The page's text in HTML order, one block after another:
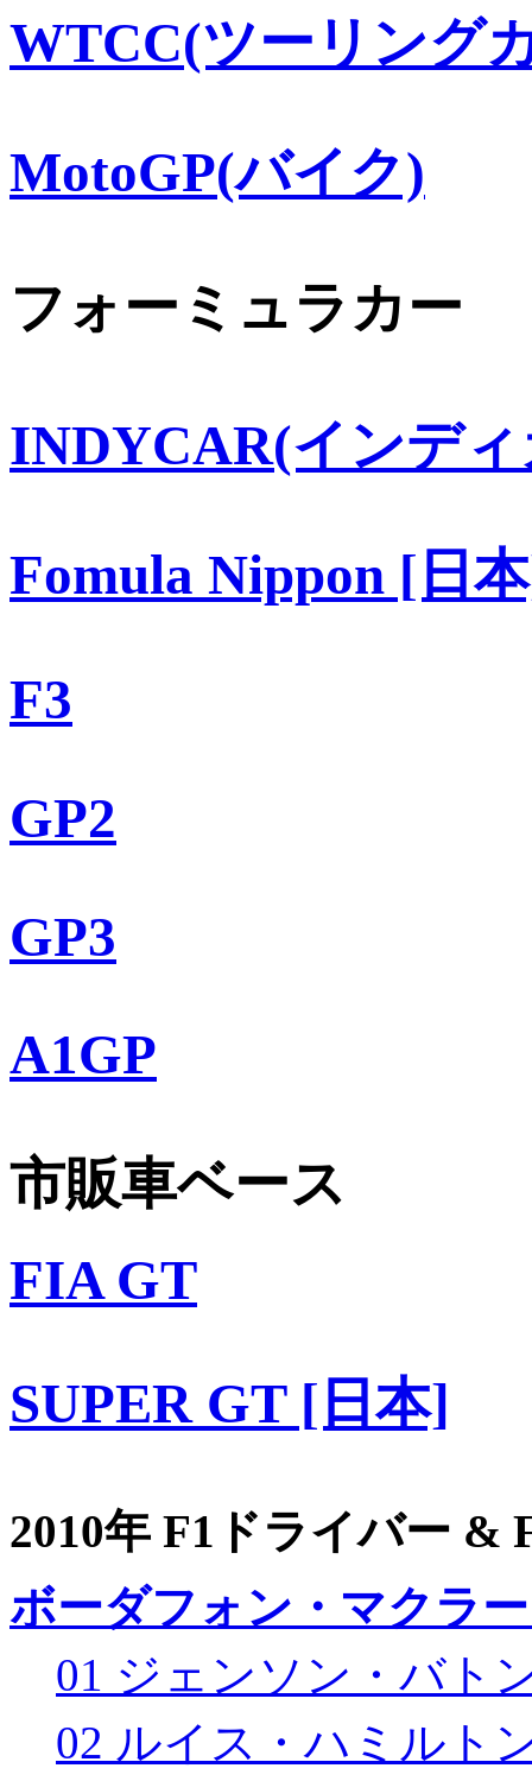
WTCC(ツーリング
MotoGP(バイク)
フォーミュラカー
INDYCAR(インデ
Fomula Nippon [日
F3
GP2
GP3
A1GP
市販車ベース
FIA GT
SUPER GT [日本]
2010年 F1ドライバー &
ボーダフォン・マクラ
01 ジェンソン・バト
02 ルイス・ハミルト